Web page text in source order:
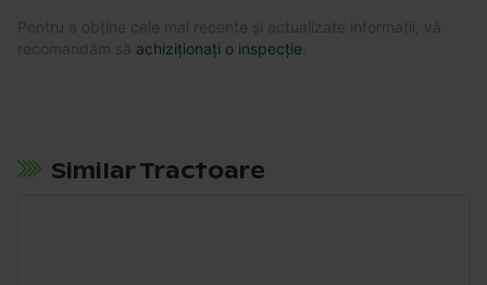
Pentru a obține cele mai recente și actualizate informații, vă
recomandăm să achiziționați o inspecție
Similar Tractoare